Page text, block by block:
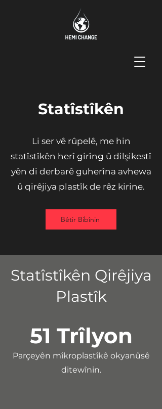
Statîstîkên
Li ser vê rûpelê, me hin
statîstîkên herî girîng û dilşikestî
yên di derbarê guherîna avhewa
û qirêjiya plastîk de rêz kirine.
Bêtir Bibînin
Statîstîkên Qirêjiya
Plastîk
51 Trîlyon
Parçeyên mîkroplastîkê okyanûsê
ditewînin.